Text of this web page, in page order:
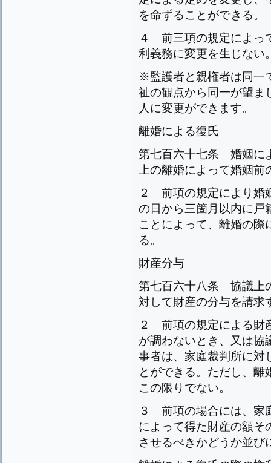
を命ずることができる。
４ 前三項の規定によっ
利義務に変更を生じない
※監護者と親権者は同一
祉の観点から同一が望ま
人に変更ができます。
離婚による復氏
第七百六十七条 婚姻に
上の離婚によって婚姻
２ 前項の規定により婚
の日から三箇月以内に戸
ことによって、離婚の際
る。
財産分与
第七百六十八条 協議上
対して財産の分与を請求
２ 前項の規定による財
が調わないとき、又は協
事者は、家庭裁判所に対
とができる。ただし、
この限りでない。
３ 前項の場合には、家
によって得た財産の額そ
させるべきかどうか並び